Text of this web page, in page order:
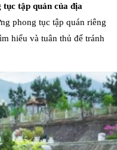
tập quán của địa
phong tục tập quán riêng
hiểu và tuân thủ để tránh